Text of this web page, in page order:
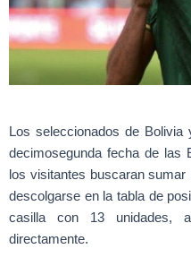
Los seleccionados de
decimosegunda fecha de las
los visitantes buscaran
descolgarse en la tabla de
casilla con 13 unidades,
directamente.